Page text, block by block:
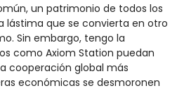
un patrimonio de todos los
lástima que se convierta en otro
Sin embargo, tengo la
como Axiom Station puedan
cooperación global más
económicas se desmoronen